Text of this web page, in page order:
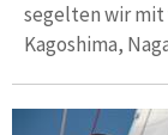
segelten wir
Kagoshima,